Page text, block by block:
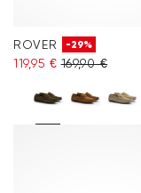
ROVER -29%
119,95 € 169,90 €